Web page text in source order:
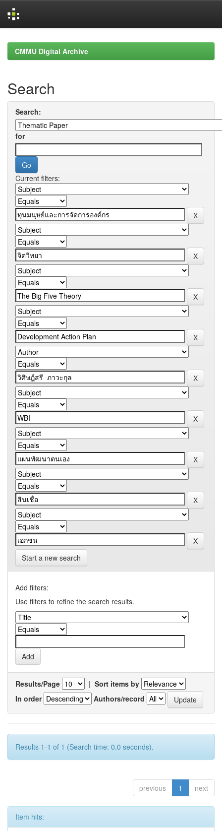
navigationCMMU Digital Archive
Search
Search:
for
Current filters:
Start a new search
Add filters:
Use filters to refine the search results.
Results/Page | Sort items by
In order
Authors/record
Results 1-1 of 1 (Search time: 0.0 seconds).
previous 1 next
Item hits: